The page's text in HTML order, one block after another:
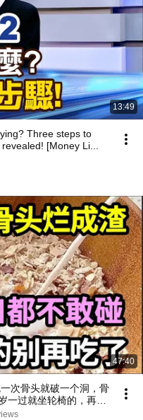
13:49
Three steps to
[Money Li...
47:40
次骨头就破一个洞，骨
一过就坐轮椅的，再喜